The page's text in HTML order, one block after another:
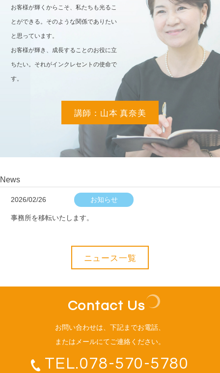
お客様が輝くからこそ、私たちも光るこ
とができる。そのような関係でありたい
と思っています。
お客様が輝き、成長することのお役に立
ちたい。それがインクレセントの使命で
す。
講師：山本 真奈美
News
2026/02/26 お知らせ
事務所を移転いたします。
ニュース一覧
Contact Us
お問い合わせは、下記までお電話、
またはメールにてご連絡ください。
TEL.078-570-5780